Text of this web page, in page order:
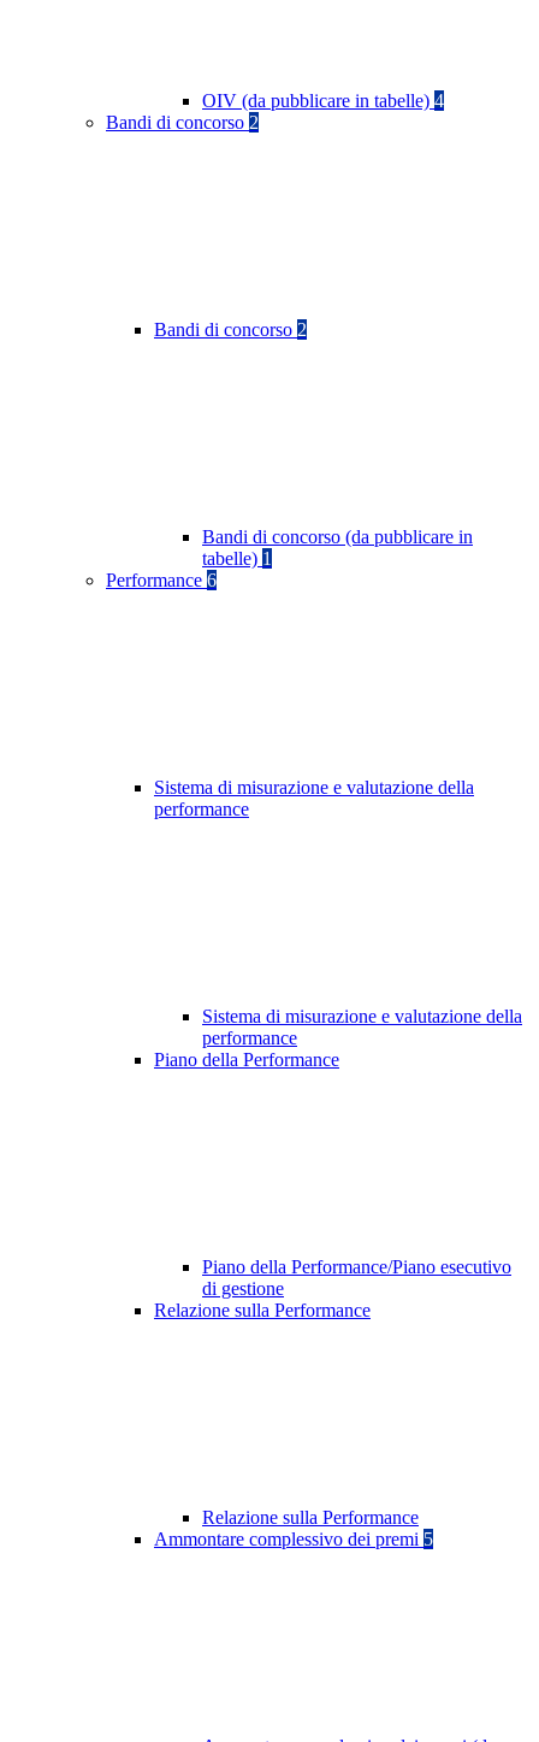
OIV (da pubblicare in tabelle) 4
Bandi di concorso 2
Bandi di concorso 2
Bandi di concorso (da pubblicare in
tabelle) 1
Performance 6
Sistema di misurazione e valutazione della
performance
Sistema di misurazione e valutazione della
performance
Piano della Performance
Piano della Performance/Piano esecutivo
di gestione
Relazione sulla Performance
Relazione sulla Performance
Ammontare complessivo dei premi 5